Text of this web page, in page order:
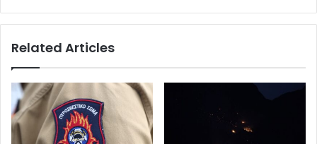
Related Articles